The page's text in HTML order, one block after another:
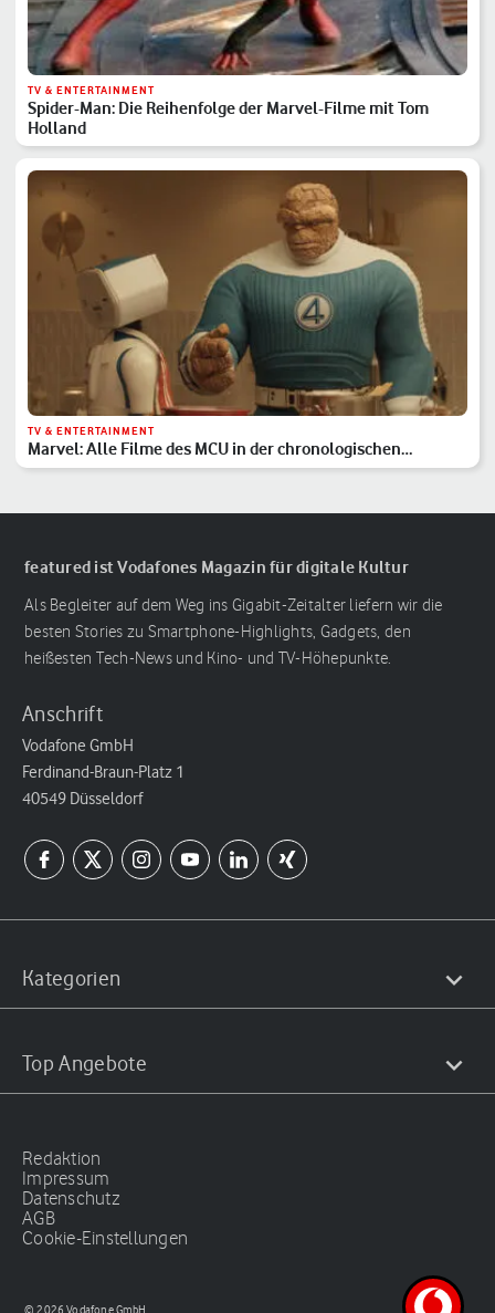
TV & ENTERTAINMENT
Spider-Man: Die Reihenfolge der Marvel-Filme mit Tom
Holland
TV & ENTERTAINMENT
Marvel: Alle Filme des MCU in der chronologischen
Reihenfolge
featured ist Vodafones Magazin für digitale Kultur
Als Begleiter auf dem Weg ins Gigabit-Zeitalter liefern wir die
besten Stories zu Smartphone-Highlights, Gadgets, den
heißesten Tech-News und Kino- und TV-Höhepunkte.
Anschrift
Vodafone GmbH
Ferdinand-Braun-Platz 1
40549 Düsseldorf
Kategorien
Top Angebote
Redaktion
Impressum
Datenschutz
AGB
Cookie-Einstellungen